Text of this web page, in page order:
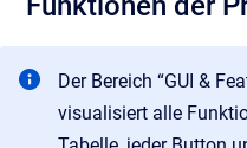
Der Bereich “GUI &
visualisiert alle